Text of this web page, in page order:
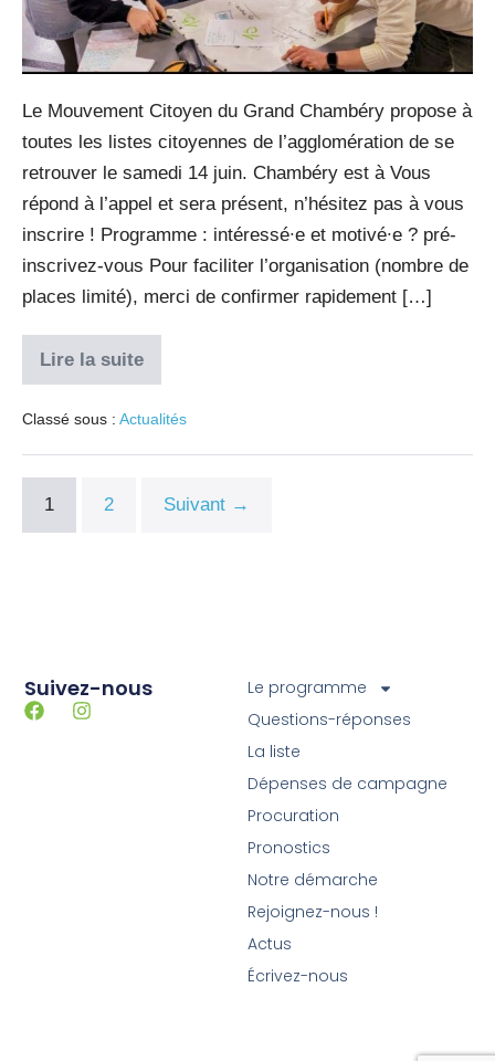
Le Mouvement Citoyen du Grand Chambéry propose à
toutes les listes citoyennes de l’agglomération de se
retrouver le samedi 14 juin. Chambéry est à Vous
répond à l’appel et sera présent, n’hésitez pas à vous
inscrire ! Programme : intéressé∙e et motivé∙e ? pré-
inscrivez-vous Pour faciliter l’organisation (nombre de
places limité), merci de confirmer rapidement […]
Lire la suite
Classé sous : Actualités
1 2 Suivant →
Le programme
Questions-réponses
La liste
Dépenses de campagne
Procuration
Pronostics
Notre démarche
Rejoignez-nous !
Actus
Écrivez-nous
Suivez-nous